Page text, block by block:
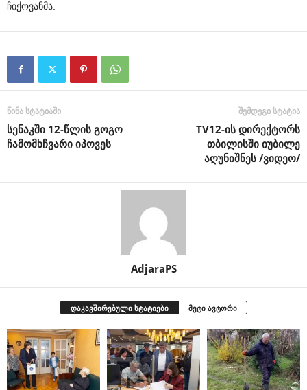
ჩიქოვანმა.
წინა სტატიაში
სენაკში 12-წლის გოგო
ჩამომხჩვარი იპოვეს
შემდეგი სტატია
TV12-ის დირექტორს
თბილისში იუბილე
აღუნიშნეს /ვიდეო/
AdjaraPS
დაკავშირებული სტატიები მეტი ავტორი